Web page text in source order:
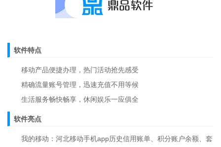
软件特点
移动产品便捷办理，热门活动抢先感受
精确流量账号管理，迅速充值不用等候
生活服务畅快畅享，休闲娱乐一应俱全
软件亮点
我的移动：河北移动手机app历史信用账单、积分账户余额、套